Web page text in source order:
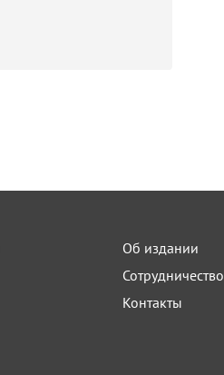
Об издании
Сотрудничество
Контакты